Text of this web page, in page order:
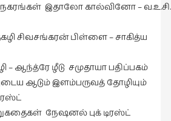
நகரங்கள் இதாலோ கால்வினோ – வ.உ.சி.
சிவசங்கரன் பிள்ளை – சாகித்ய
– ஆந்த்ரே ழீடு சமுதாயா பதிப்பகம்
ஆடும் இளம்பருவத் தோழியும்
நேஷனல் புக் டிரஸ்ட்